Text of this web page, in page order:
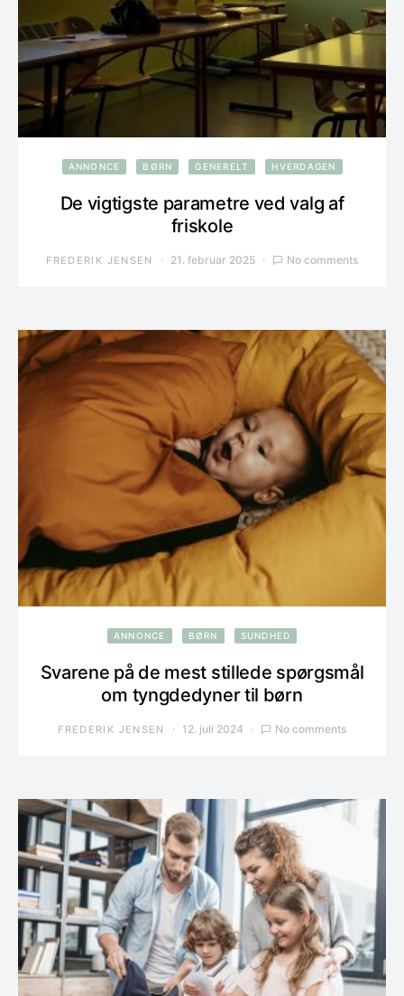
ANNONCE BØRN GENERELT HVERDAGEN
De vigtigste parametre ved valg af
friskole
FREDERIK JENSEN 21. februar 2025 No comments
ANNONCE BØRN SUNDHED
Svarene på de mest stillede spørgsmål
om tyngdedyner til børn
FREDERIK JENSEN 12. juli 2024 No comments